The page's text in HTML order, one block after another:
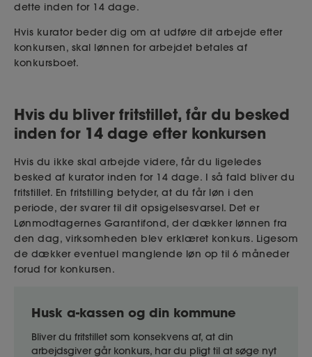
dette inden for 14 dage.
Hvis kurator beder dig om at udføre dit arbejde efter
konkursen, skal lønnen for arbejdet betales af
konkursboet.
Hvis du bliver fritstillet, får du besked
inden for 14 dage efter konkursen
Hvis du ikke skal arbejde videre, får du ligeledes
besked af kurator inden for 14 dage. I så fald bliver du
fritstillet. En fritstilling betyder, at du får løn i den
periode, der svarer til dit opsigelsesvarsel. Det er
Lønmodtagernes Garantifond, der dækker lønnen fra
den dag, virksomheden blev erklæret konkurs. Ligesom
de dækker eventuel manglende løn op til 6 måneder
forud for konkursen.
Husk a-kassen og din kommune
Bliver du fritstillet som konsekvens af, at din
arbejdsgiver går konkurs, har du pligt til at søge nyt